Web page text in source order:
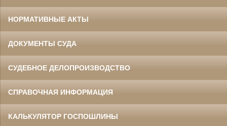
НОРМАТИВНЫЕ АКТЫ
ДОКУМЕНТЫ СУДА
СУДЕБНОЕ ДЕЛОПРОИЗВОДСТВО
СПРАВОЧНАЯ ИНФОРМАЦИЯ
КАЛЬКУЛЯТОР ГОСПОШЛИНЫ